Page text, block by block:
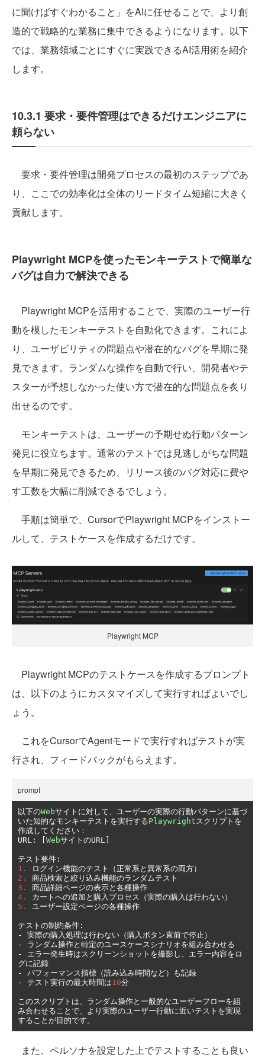
に聞けばすぐわかること」をAIに任せることで、より創
造的で戦略的な業務に集中できるようになります。以下
では、業務領域ごとにすぐに実践できるAI活用術を紹介
します。
10.3.1 要求・要件管理はできるだけエンジニアに
頼らない
要求・要件管理は開発プロセスの最初のステップであ
り、ここでの効率化は全体のリードタイム短縮に大きく
貢献します。
Playwright MCPを使ったモンキーテストで簡単な
バグは自力で解決できる
Playwright MCPを活用することで、実際のユーザー行
動を模したモンキーテストを自動化できます。これによ
り、ユーザビリティの問題点や潜在的なバグを早期に発
見できます。ランダムな操作を自動で行い、開発者やテ
スターが予想しなかった使い方で潜在的な問題点を炙り
出せるのです。
モンキーテストは、ユーザーの予期せぬ行動パターン
発見に役立ちます。通常のテストでは見逃しがちな問題
を早期に発見できるため、リリース後のバグ対応に費や
す工数を大幅に削減できるでしょう。
手順は簡単で、CursorでPlaywright MCPをインストー
ルして、テストケースを作成するだけです。
Playwright MCP
Playwright MCPのテストケースを作成するプロンプト
は、以下のようにカスタマイズして実行すればよいでし
ょう。
これをCursorでAgentモードで実行すればテストが実
行され、フィードバックがもらえます。
prompt
以下のWebサイトに対して、ユーザーの実際の行動パターンに基づ
いた知的なモンキーテストを実行するPlaywrightスクリプトを
作成してください：
URL : WebサイトのURL
テスト要件:
1.
ログイン機能のテスト（正常系と異常系の両方）
2.
商品検索と絞り込み機能のランダムテスト
3.
商品詳細ページの表示と各種操作
4.
カートへの追加と購入プロセス（実際の購入は行わない）
5.
ユーザー設定ページの各種操作
テストの制約条件:
-
実際の購入処理は行わない（購入ボタン直前で停止）
-
ランダム操作と特定のユースケースシナリオを組み合わせる
-
エラー発生時はスクリーンショットを撮影し、エラー内容をロ
グに記録
-
パフォーマンス指標（読み込み時間など）も記録
-
テスト実行の最大時間は10分
このスクリプトは、ランダム操作と一般的なユーザーフローを組
み合わせることで、より実際のユーザー行動に近いテストを実現
することが目的です。
また、ペルソナを設定した上でテストすることも良い